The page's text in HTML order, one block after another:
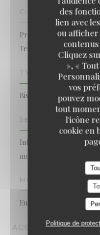
des
lien avec
ou afficher
Cliquez
», «
vos
pouvez
tout
l'icône
cookie en
Politique de
CUISINE
Produits Locaux , Fait
Terroir
TYPE DE
Bistronomique
SERVICES
Interdit aux chiens,
mobilité réduite,
MOYENS DE
Eurocard/Mastercard,
ACCÈS
Les